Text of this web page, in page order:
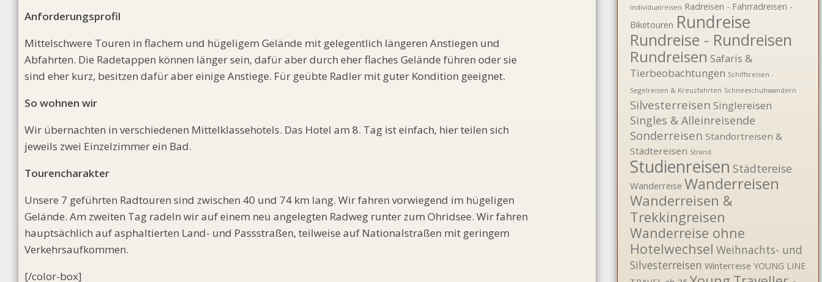
Anforderungsprofil
Mittelschwere Touren in flachem und hügeligem Gelände mit gelegentlich längeren Anstiegen und
Abfahrten. Die Radetappen können länger sein, dafür aber durch eher flaches Gelände führen oder sie
sind eher kurz, besitzen dafür aber einige Anstiege. Für geübte Radler mit guter Kondition geeignet.
So wohnen wir
Wir übernachten in verschiedenen Mittelklassehotels. Das Hotel am 8. Tag ist einfach, hier teilen sich
jeweils zwei Einzelzimmer ein Bad.
Tourencharakter
Unsere 7 geführten Radtouren sind zwischen 40 und 74 km lang. Wir fahren vorwiegend im hügeligen
Gelände. Am zweiten Tag radeln wir auf einem neu angelegten Radweg runter zum Ohridsee. Wir fahren
hauptsächlich auf asphaltierten Land- und Passstraßen, teilweise auf Nationalstraßen mit geringem
Verkehrsaufkommen.
[/color-box]
Individualreisen Radreisen - Fahrradreisen -
Biketouren Rundreise
Rundreise - Rundreisen
Rundreisen Safaris &
Tierbeobachtungen Schiffsreisen -
Segelreisen & Kreuzfahrten Schneeschuhwandern
Silvesterreisen Singlereisen
Singles & Alleinreisende
Sonderreisen Standortreisen &
Städtereisen Strand
Studienreisen Städtereise
Wanderreise Wanderreisen
Wanderreisen &
Trekkingreisen
Wanderreise ohne
Hotelwechsel Weihnachts- und
Silvesterreisen Winterreise YOUNG LINE